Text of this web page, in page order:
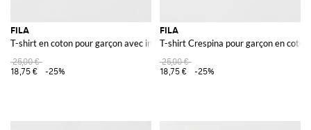
FILA
T-shirt en coton pour garçon avec imprimé slogan et logo contrastant
25,00 €
18,75 €
-25%
FILA
T-shirt Crespina pour garçon en
25,00 €
18,75 €
-25%